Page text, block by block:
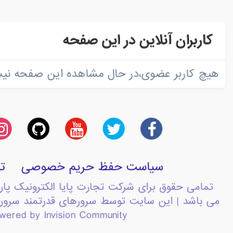
کاربران آنلاین در این صفحه
هیچ کاربر عضوی،در حال مشاهده این صفحه
سیاست حفظ حریم خصوصی
تمامی حقوق برای شرکت تجارت پایا الکترونیک
می باشد | این سایت توسط سرورهای قدرتمند
by Invision Community